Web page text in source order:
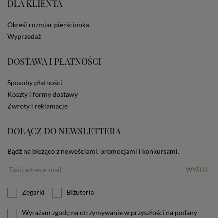
ze Sklepu bez zmiany ustawień w przeglądarce
zamieszczane w urządzeniu końcowym każdego
użytkownika. Jeżeli użytkownik nie wyraża zgody na
informacji o plikach cookies.
DLA KLIENTA
Określ rozmiar pierścionka
Wyprzedaż
DOSTAWA I PŁATNOŚCI
Sposoby płatności
Koszty i formy dostawy
Zwroty i reklamacje
DOŁĄCZ DO NEWSLETTERA
Bądź na bieżąco z nowościami, promocjami i konkursami.
WYŚLIJ
Zegarki Biżuteria
Wyrażam zgodę na otrzymywanie w przyszłości na podany